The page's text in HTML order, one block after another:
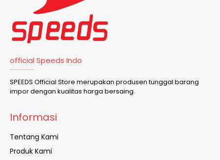
official Speeds Indo
SPEEDS Official Store merupakan produsen tunggal barang
impor dengan kualitas harga bersaing.
Informasi
Tentang Kami
Produk Kami